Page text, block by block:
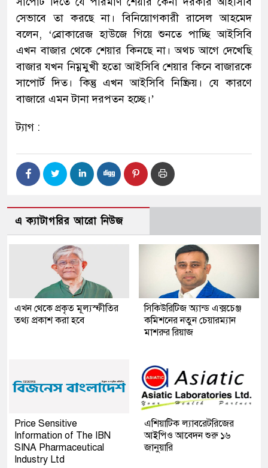
সেভাবে তা করছে না। বিনিয়োগকারী রাসেল আহমেদ
বলেন, ‘ব্রোকারেজ হাউজে গিয়ে শুনতে পাচ্ছি আইসিবি
এখন বাজার থেকে শেয়ার কিনছে না। অথচ আগে দেখেছি
বাজার যখন নিম্নমুখী হতো আইসিবি শেয়ার কিনে বাজারকে
সাপোর্ট দিত। কিন্তু এখন আইসিবি নিষ্ক্রিয়। যে কারণে
বাজারে এমন টানা দরপতন হচ্ছে।’
ট্যাগ :
এ ক্যাটাগরির আরো নিউজ
এখন থেকে প্রকৃত মূল্যস্ফীতির
তথ্য প্রকাশ করা হবে
সিকিউরিটিজ অ্যান্ড এক্সচেঞ্জ
কমিশনের নতুন চেয়ারম্যান
মাশরুর রিয়াজ
Price Sensitive
Information of The IBN
SINA Pharmaceutical
Industry Ltd
এশিয়াটিক ল্যাবরেটরিজের
আইপিও আবেদন শুরু ১৬
জানুয়ারি